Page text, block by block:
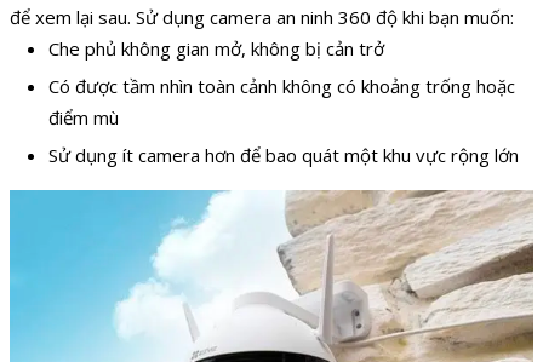
để xem lại sau. Sử dụng camera an ninh 360 độ khi bạn muốn:
Che phủ không gian mở, không bị cản trở
Có được tầm nhìn toàn cảnh không có khoảng trống hoặc
điểm mù
Sử dụng ít camera hơn để bao quát một khu vực rộng lớn